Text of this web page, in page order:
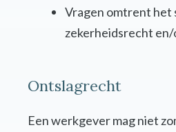
Vragen omtrent het
zekerheidsrecht
Ontslagrecht
Een werkgever mag niet